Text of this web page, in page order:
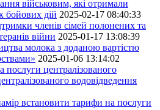
військовим, які отримали
бойових дій 2025-02-17 08:40:33
членів сімей полонених та
війни 2025-01-17 13:08:39
молока з доданою вартістю
2025-01-06 13:14:02
послуги централізованого
водовідведення
встановити тарифи на послуги